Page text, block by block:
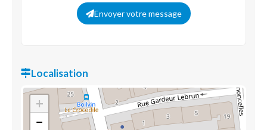
Envoyer votre message
Localisation
+
−